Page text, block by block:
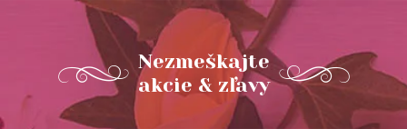
Nezmeškajte
akcie & zľavy